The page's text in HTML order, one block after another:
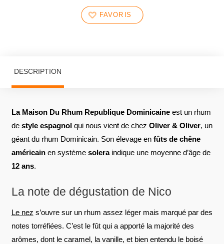
FAVORIS
DESCRIPTION
La Maison Du Rhum Republique Dominicaineest un rhum
de style espagnolqui nous vient de chez Oliver & Oliver, un
géant du rhum Dominicain. Son élevage enfûts de chêne
américainen système soleraindique une moyenne d’âge de
12 ans.
La note de dégustation de Nico
Le nez s’ouvre sur un rhum assez léger mais marqué par des
notes torréfiées. C’est le fût qui a apporté la majorité des
arômes, dont le caramel, la vanille, et bien entendu le boisé